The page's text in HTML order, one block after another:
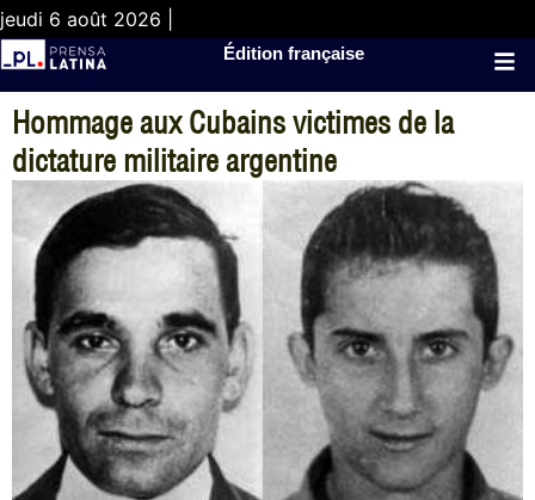
jeudi 6 août 2026 |
Édition française
Hommage aux Cubains victimes de la
dictature militaire argentine